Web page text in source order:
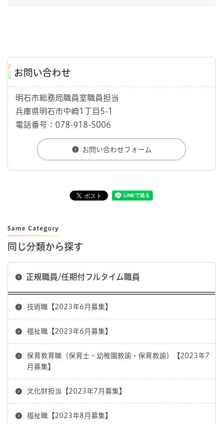
お問い合わせ
明石市総務局職員室職員担当
兵庫県明石市中崎1丁目5-1
電話番号：078-918-5006
同じ分類から探す
正規職員/任期付フルタイム職員
技術職【2023年6月募集】
福祉職【2023年6月募集】
保育教育職（保育士・幼稚園教諭・保育教諭）【2023年7
月募集】
文化財担当【2023年7月募集】
福祉職【2023年8月募集】